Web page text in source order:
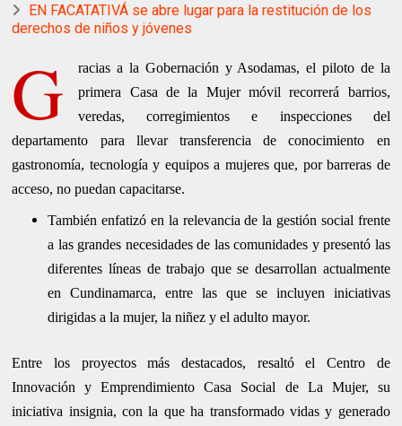
EN FACATATIVÁ se abre lugar para la restitución de los
derechos de niños y jóvenes
G
racias a la Gobernación y Asodamas, el piloto de la
primera Casa de la Mujer móvil recorrerá barrios,
veredas, corregimientos e inspecciones del
departamento para llevar transferencia de conocimiento en
gastronomía, tecnología y equipos a mujeres que, por barreras de
acceso, no puedan capacitarse.
También enfatizó en la relevancia de la gestión social frente
a las grandes necesidades de las comunidades y presentó las
diferentes líneas de trabajo que se desarrollan actualmente
en Cundinamarca, entre las que se incluyen iniciativas
dirigidas a la mujer, la niñez y el adulto mayor.
Entre los proyectos más destacados, resaltó el Centro de
Innovación y Emprendimiento Casa Social de La Mujer, su
iniciativa insignia, con la que ha transformado vidas y generado